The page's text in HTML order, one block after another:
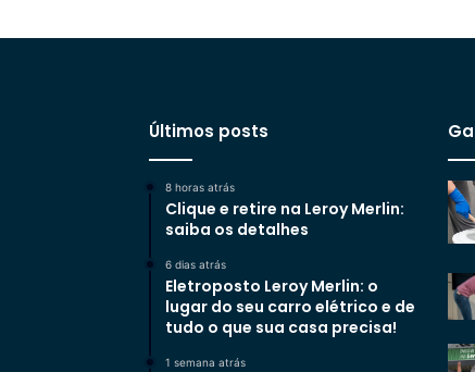
Últimos posts
8 horas atrás
Clique e retire na Leroy Merlin:
saiba os detalhes
6 dias atrás
Eletroposto Leroy Merlin: o
lugar do seu carro elétrico e de
tudo o que sua casa precisa!
1 semana atrás